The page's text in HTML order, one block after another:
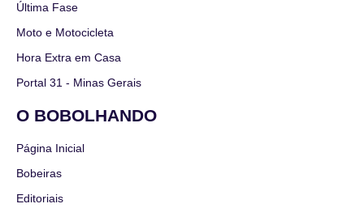
Última Fase
Moto e Motocicleta
Hora Extra em Casa
Portal 31 - Minas Gerais
O BOBOLHANDO
Página Inicial
Bobeiras
Editoriais